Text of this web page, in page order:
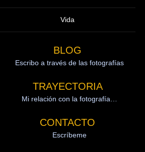
Vida
BLOG
Escribo a través de las fotografías
TRAYECTORIA
Mi relación con la fotografía…
CONTACTO
Escríbeme